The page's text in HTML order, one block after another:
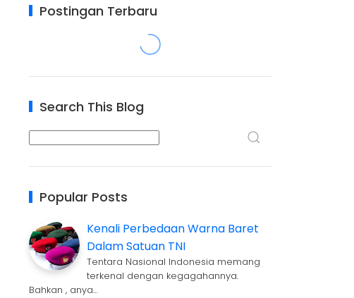
Postingan Terbaru
Search This Blog
Popular Posts
Kenali Perbedaan Warna Baret
Dalam Satuan TNI
Tentara Nasional Indonesia memang
terkenal dengan kegagahannya.
Bahkan , anya…